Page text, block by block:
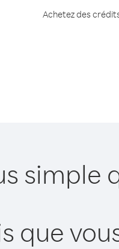
Achetez des
que